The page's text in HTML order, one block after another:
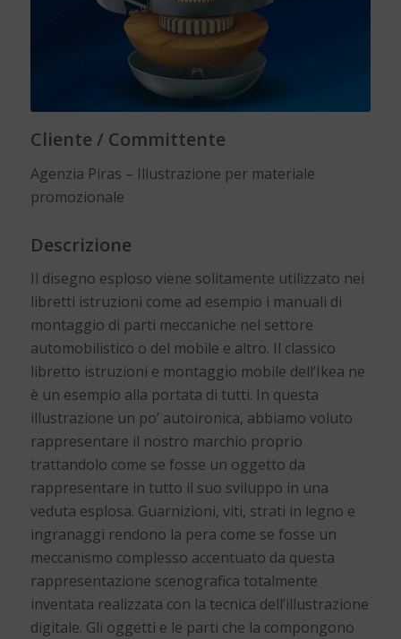
Cliente / Committente
Agenzia Piras – Illustrazione per materiale
promozionale
Descrizione
Il disegno esploso viene solitamente utilizzato nei
libretti istruzioni come ad esempio i manuali di
montaggio di parti meccaniche nel settore
automobilistico o del mobile e altro. Il classico
libretto istruzioni e montaggio mobile dell’Ikea ne
è un esempio alla portata di tutti. In questa
illustrazione un po’ autoironica, abbiamo voluto
rappresentare il nostro marchio proprio
trattandolo come se fosse un oggetto da
rappresentare in tutto il suo sviluppo in una
veduta esplosa. Guarnizioni, viti, strati in legno e
ingranaggi rendono la pera come se fosse un
meccanismo complesso accentuato da questa
rappresentazione scenografica totalmente
inventata realizzata con la tecnica dell’illustrazione
digitale. Gli oggetti e le parti che la compongono